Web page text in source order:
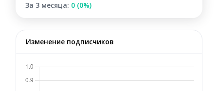
За 3 месяца: 0 (0%)
Изменение подписчиков